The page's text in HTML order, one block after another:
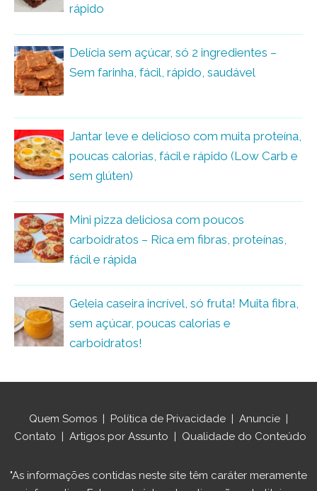
rápido
Delícia sem açúcar, só 2 ingredientes –
Sem farinha, fácil, rápido, saudável
Jantar leve e delicioso com muita proteína,
poucas calorias, fácil e rápido (Low Carb e
sem glúten)
Mini pizza deliciosa com poucos
carboidratos – Rica em fibras, proteínas,
fácil e rápida
Geleia caseira incrível, só fruta! Muita fibra,
sem açúcar, poucas calorias e
carboidratos!
Quem Somos | Política de Privacidade | Anuncie |
Contato | Artigos por Assunto | Qualidade do Conteúdo
"As informações contidas neste site têm caráter meramente